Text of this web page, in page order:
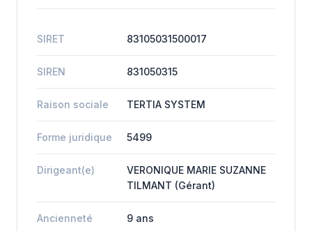
SIRET 83105031500017
SIREN 831050315
Raison sociale TERTIA SYSTEM
Forme juridique 5499
Dirigeant(e)
VERONIQUE MARIE SUZANNE
TILMANT (Gérant)
Ancienneté 9 ans